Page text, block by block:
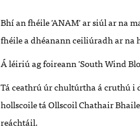
Bhí an fhéile 'ANAM' ar siúl ar na
fhéile a dhéanann ceiliúradh ar na
Á léiriú ag foireann 'South Wind
Tá ceathrú úr chultúrtha á cruthú i
hollscoile tá Ollscoil Chathair
reáchtáil.